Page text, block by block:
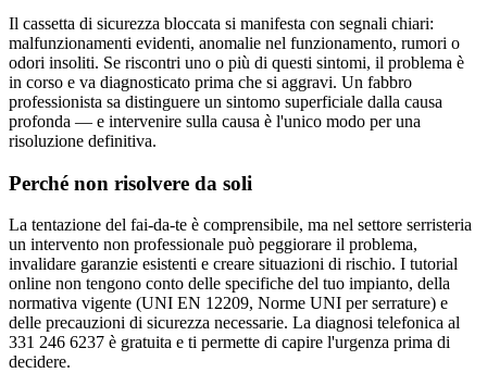
Il cassetta di sicurezza bloccata si manifesta con segnali chiari:
malfunzionamenti evidenti, anomalie nel funzionamento, rumori o
odori insoliti. Se riscontri uno o più di questi sintomi, il problema è
in corso e va diagnosticato prima che si aggravi. Un fabbro
professionista sa distinguere un sintomo superficiale dalla causa
profonda — e intervenire sulla causa è l'unico modo per una
risoluzione definitiva.
Perché non risolvere da soli
La tentazione del fai-da-te è comprensibile, ma nel settore serristeria
un intervento non professionale può peggiorare il problema,
invalidare garanzie esistenti e creare situazioni di rischio. I tutorial
online non tengono conto delle specifiche del tuo impianto, della
normativa vigente (UNI EN 12209, Norme UNI per serrature) e
delle precauzioni di sicurezza necessarie. La diagnosi telefonica al
331 246 6237 è gratuita e ti permette di capire l'urgenza prima di
decidere.